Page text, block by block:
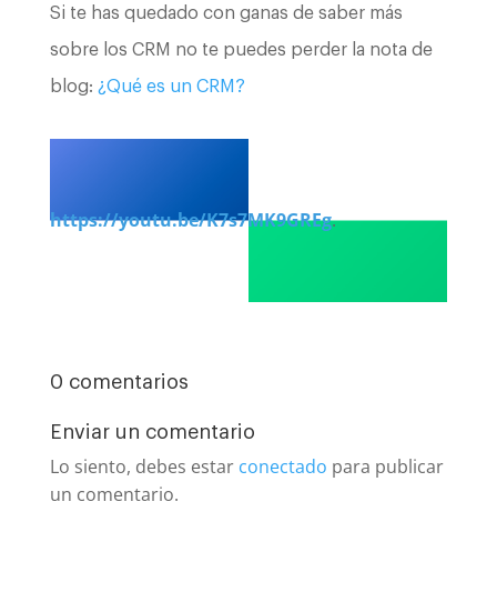
Si te has quedado con ganas de saber más
sobre los CRM no te puedes perder la nota de
blog: ¿Qué es un CRM?
https://youtu.be/K7s7MK9GREg.
0 comentarios
Enviar un comentario
Lo siento, debes estar conectado para publicar
un comentario.